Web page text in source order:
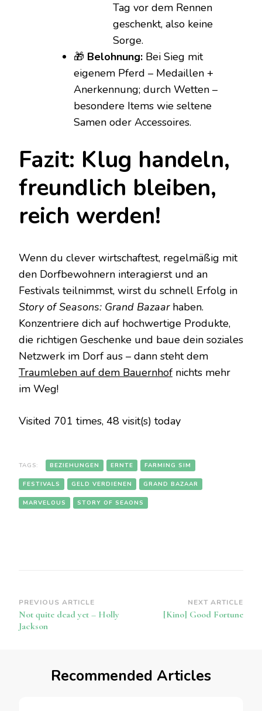
Tag vor dem Rennen
geschenkt, also keine
Sorge.
🎁 Belohnung: Bei Sieg mit
eigenem Pferd – Medaillen +
Anerkennung; durch Wetten –
besondere Items wie seltene
Samen oder Accessoires.
Fazit: Klug handeln,
freundlich bleiben,
reich werden!
Wenn du clever wirtschaftest, regelmäßig mit
den Dorfbewohnern interagierst und an
Festivals teilnimmst, wirst du schnell Erfolg in
Story of Seasons: Grand Bazaarhaben.
Konzentriere dich auf hochwertige Produkte,
die richtigen Geschenke und baue dein soziales
Netzwerk im Dorf aus – dann steht dem
Traumleben auf dem Bauernhof nichts mehr
im Weg!
Visited 701 times, 48 visit(s) today
TAGS: BEZIEHUNGEN ERNTE FARMING SIM
FESTIVALS GELD VERDIENEN GRAND BAZAAR
MARVELOUS STORY OF SEAONS
Post
Navigation
PREVIOUS ARTICLE
Not quite dead yet – Holly
Jackson
NEXT ARTICLE
[Kino] Good Fortune
Recommended Articles